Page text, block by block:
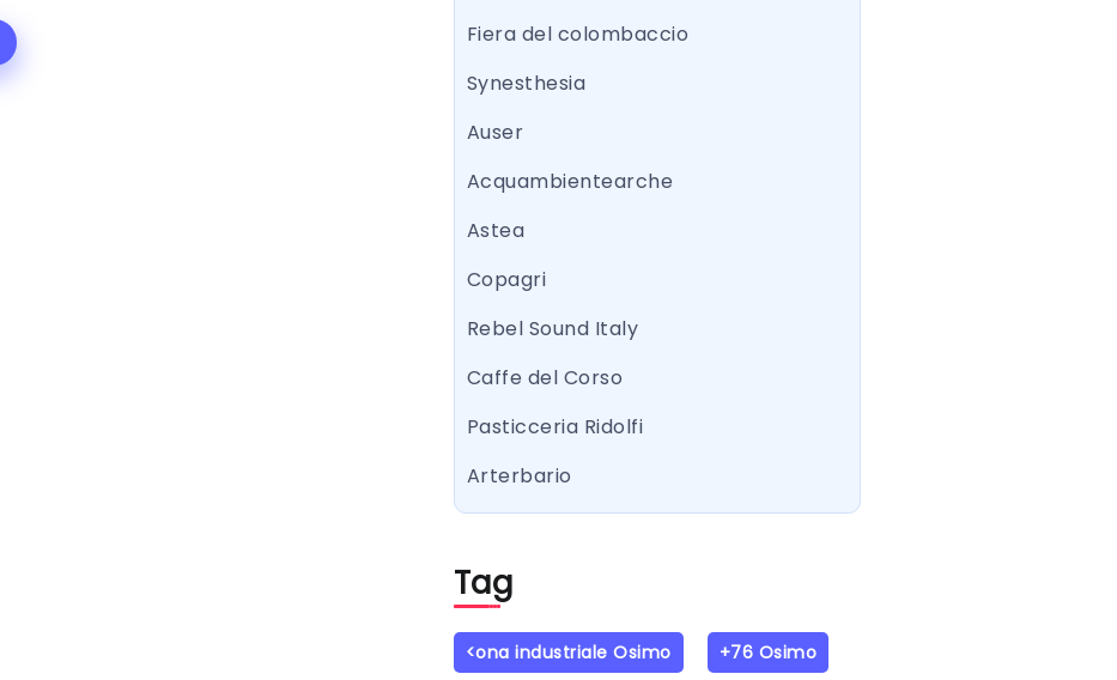
Fiera del colombaccio
Synesthesia
Auser
Acquambientearche
Astea
Copagri
Rebel Sound Italy
Caffe del Corso
Pasticceria Ridolfi
Arterbario
Tag
<ona industriale Osimo +76 Osimo